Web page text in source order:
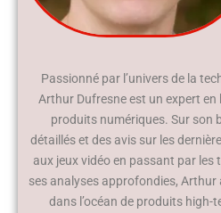
Passionné par l’univers de la
Arthur Dufresne est un expert
produits numériques. Sur son
détaillés et des avis sur les
aux jeux vidéo en passant par les
ses analyses approfondies, Arthur
dans l’océan de produits